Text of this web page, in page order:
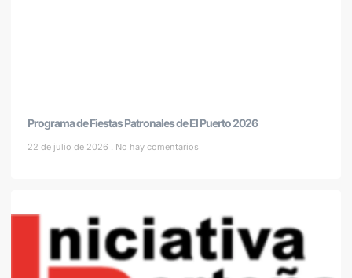
Programa de Fiestas Patronales de El Puerto 2026
22 de julio de 2026 No hay comentarios